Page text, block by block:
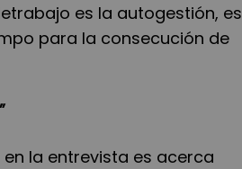
es la autogestión, es
para la consecución de
la entrevista es acerca